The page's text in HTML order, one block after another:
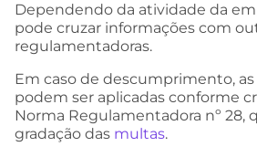
Dependendo da atividade da
pode cruzar informações com
regulamentadoras.
Em caso de descumprimento,
podem ser aplicadas conforme
Norma Regulamentadora nº 28,
gradação das multas.